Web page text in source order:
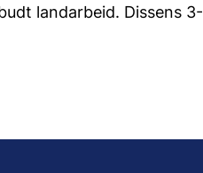
landarbeid. Dissens 3-